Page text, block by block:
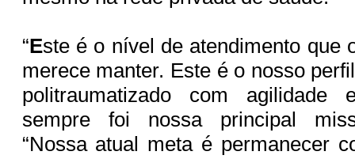
“Este é o nível de atendimento que
merece manter. Este é o nosso
politraumatizado com agilidade
sempre foi nossa principal
“Nossa atual meta é permanecer